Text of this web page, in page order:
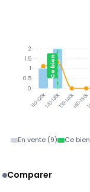
110-120k120-130k130-140k140-150k
Ce bien
2
1.5
1
0.5
0
En vente (9) Ce bien
Comparer